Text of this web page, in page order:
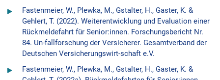
Fastenmeier, W., Plewka, M., Gstalter, H., Gaster, K. &
Gehlert, T. (2022). Weiterentwicklung und Evaluation einer
Rückmeldefahrt für Senior:innen. Forschungsbericht Nr.
84. Un-fallforschung der Versicherer. Gesamtverband der
Deutschen Versicherungswirt-schaft e.V.
Fastenmeier, W., Plewka, M., Gstalter, H., Gaster, K. &